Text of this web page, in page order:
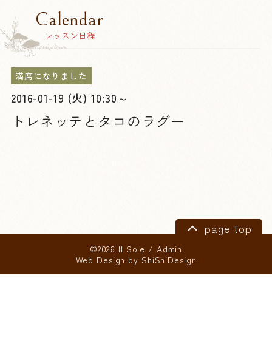
Calendar
レッスン日程
満席になりました
2016-01-19 (火) 10:30～
トレネッテとタコのラグー
page top
©2026 Il Sole / Admin
Web Design by ShiShiDesign